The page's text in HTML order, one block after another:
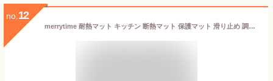
no. 12
merrytime 耐熱マット キッチン 断熱マット 保護マット 滑り止め 調理台保護マット 亀裂防止 ノンフライヤー 電子レンジ用 シリコン フェルト 45×30cm 3枚セット